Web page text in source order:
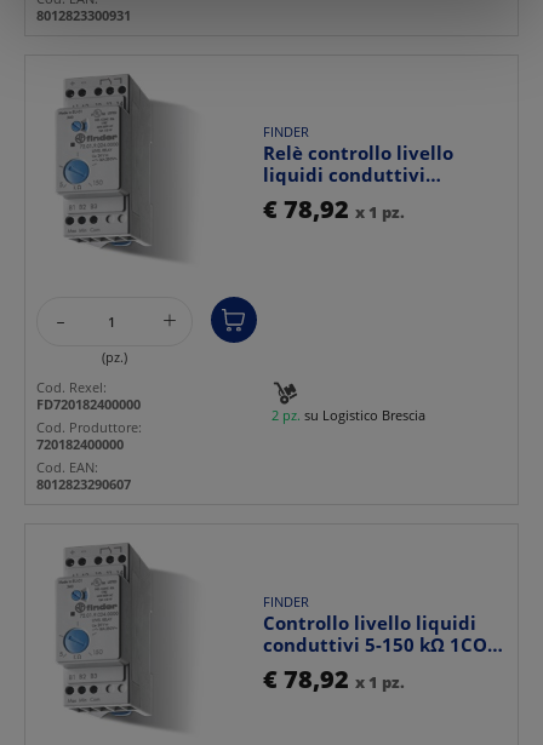
con altre informazioni che ha fornito loro o che hanno
8012823300931
FINDER
Relè controllo livello
liquidi conduttivi
regolabile 5-150 kΩ 16A...
€ 78,92 x 1 pz.
- +
(pz.)
2 pz. su Logistico Brescia
Cod. Rexel:
FD720182400000
Cod. Produttore:
720182400000
Cod. EAN:
8012823290607
FINDER
Controllo livello liquidi
conduttivi 5-150 kΩ 1CO
24V DC 16A indu...
€ 78,92 x 1 pz.